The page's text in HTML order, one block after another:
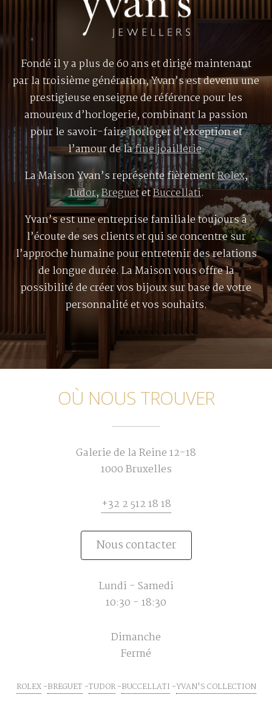
Fondé il y a plus de 60 ans et dirigé maintenant
par la troisième génération, Yvan’s est devenu une
prestigieuse enseigne de référence pour les
amoureux d’horlogerie, combinant la passion
pour le savoir-faire horloger d’exception et
l’amour de lafine joaillerie.
La Maison Yvan’s représente fièrementRolex,
Tudor,BreguetetBuccellati.
Yvan’s est une entreprise familiale toujours à
l’écoute de ses clients et qui se concentre sur
l’approche humaine pour entretenir des relations
de longue durée. La Maison vous offre la
possibilité de créer vos bijoux sur base de votre
personnalité et vos souhaits.
OÙ NOUS TROUVER
Galerie de la Reine 12-18
1000 Bruxelles
+32 2 512 18 18
Nous contacter
Lundi - Samedi
10:30 - 18:30
Dimanche
Fermé
ROLEX BREGUET TUDOR BUCCELLATI YVAN'S COLLECTION